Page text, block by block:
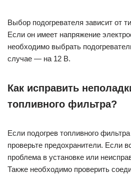
Выбор подогревателя зависит от
Если он имеет напряжение
необходимо выбрать
случае — на 12 В.
Как исправить
топливного фильтра?
Если подогрев топливного
проверьте предохранители. Если
проблема в установке или
Также необходимо проверить